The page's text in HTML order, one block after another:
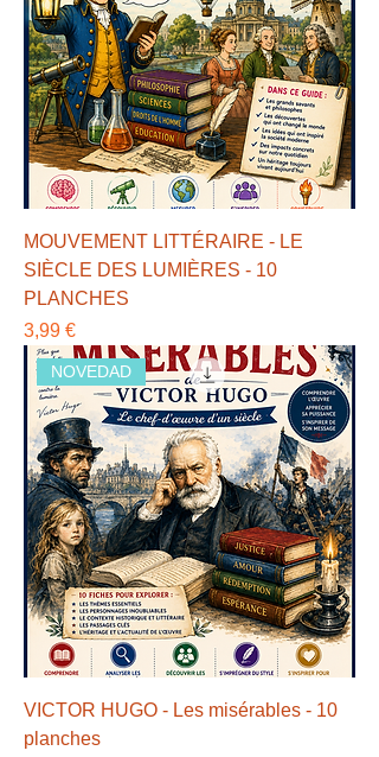
MOUVEMENT LITTÉRAIRE - LE
SIÈCLE DES LUMIÈRES - 10
PLANCHES
Precio
3,99 €
NOVEDAD
VICTOR HUGO - Les misérables - 10
planches